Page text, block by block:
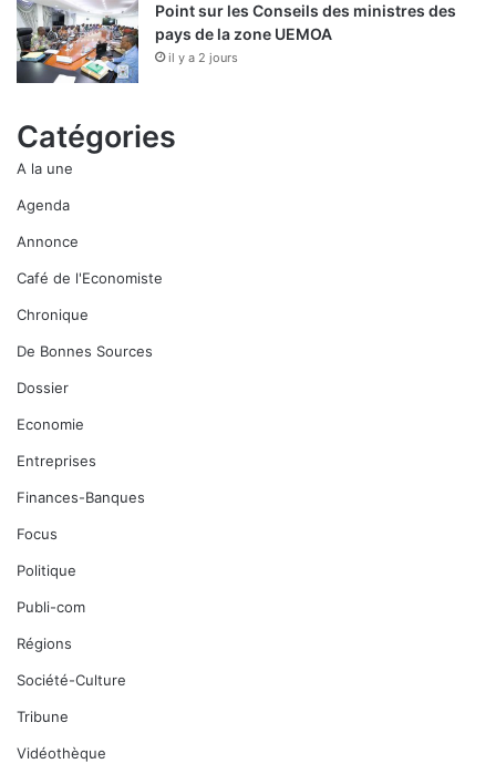
Point sur les Conseils des ministres des
pays de la zone UEMOA
il y a 2 jours
Catégories
A la une
Agenda
Annonce
Café de l'Economiste
Chronique
De Bonnes Sources
Dossier
Economie
Entreprises
Finances-Banques
Focus
Politique
Publi-com
Régions
Société-Culture
Tribune
Vidéothèque